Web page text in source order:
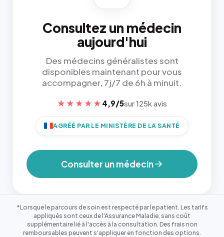
Consultez un médecin
aujourd'hui
Des médecins généralistes sont
disponibles maintenant pour vous
accompagner, 7j/7 de 6h à minuit.
★★★★★ 4,9/5sur 125k avis
AGRÉÉ PAR LE MINISTÈRE DE LA SANTÉ
Consulter un médecin
*Lorsque le parcours de soin est respecté par le patient. Les tarifs
appliqués sont ceux de l'Assurance Maladie, sans coût
supplémentaire lié à l'accès à la consultation. Des frais non
remboursables peuvent s'appliquer en fonction des options.